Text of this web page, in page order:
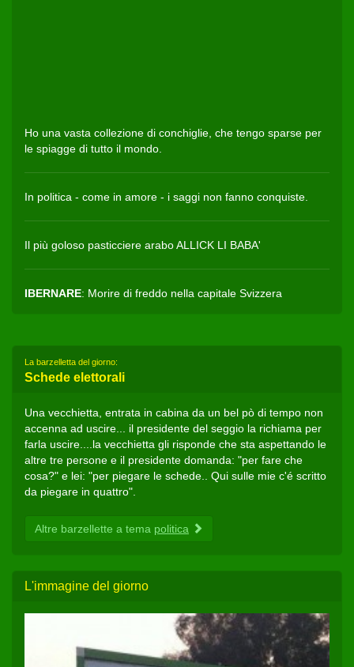
Ho una vasta collezione di conchiglie, che tengo sparse per
le spiagge di tutto il mondo.
In politica - come in amore - i saggi non fanno conquiste.
Il più goloso pasticciere arabo ALLICK LI BABA'
IBERNARE: Morire di freddo nella capitale Svizzera
La barzelletta del giorno:
Schede elettorali
Una vecchietta, entrata in cabina da un bel pò di tempo non
accenna ad uscire... il presidente del seggio la richiama per
farla uscire....la vecchietta gli risponde che sta aspettando le
altre tre persone e il presidente domanda: "per fare che
cosa?" e lei: "per piegare le schede.. Qui sulle mie c'é scritto
da piegare in quattro".
Altre barzellette a tema politica
L'immagine del giorno